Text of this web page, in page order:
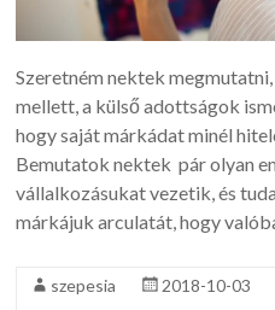
Szeretném nektek
mellett, a külső adottságok
hogy saját márkádat minél
Bemutatok nektek pár olyan
vállalkozásukat vezetik, és
márkájuk arculatát, hogy
szepesia
2018-10-03